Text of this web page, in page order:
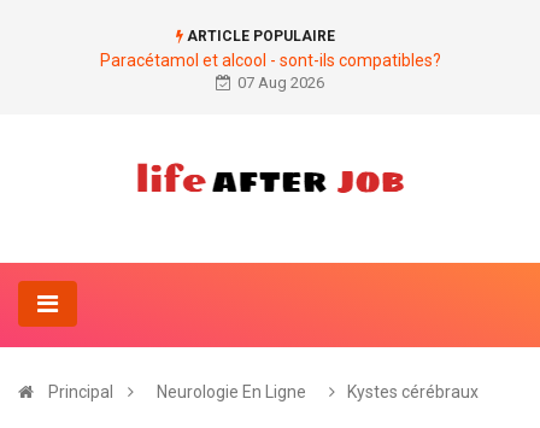
ARTICLE POPULAIRE
Paracétamol et alcool - sont-ils compatibles?
07 Aug 2026
Principal Neurologie En Ligne Kystes cérébraux